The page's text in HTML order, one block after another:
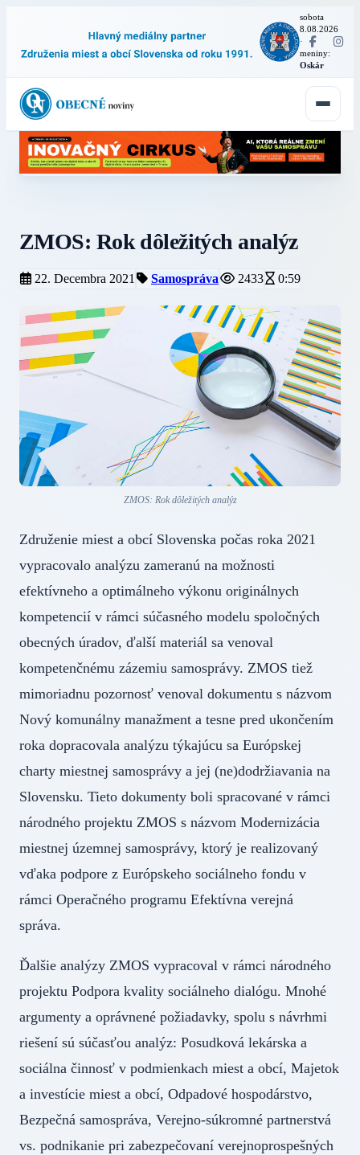
sobota
8.08.2026
·
meniny:
Oskár
ZMOS: Rok dôležitých analýz
22. Decembra 2021 Samospráva 2433 0:59
ZMOS: Rok dôležitých analýz
Združenie miest a obcí Slovenska počas roka 2021
vypracovalo analýzu zameranú na možnosti
efektívneho a optimálneho výkonu originálnych
kompetencií v rámci súčasného modelu spoločných
obecných úradov, ďalší materiál sa venoval
kompetenčnému zázemiu samosprávy. ZMOS tiež
mimoriadnu pozornosť venoval dokumentu s názvom
Nový komunálny manažment a tesne pred ukončením
roka dopracovala analýzu týkajúcu sa Európskej
charty miestnej samosprávy a jej (ne)dodržiavania na
Slovensku. Tieto dokumenty boli spracované v rámci
národného projektu ZMOS s názvom Modernizácia
miestnej územnej samosprávy, ktorý je realizovaný
vďaka podpore z Európskeho sociálneho fondu v
rámci Operačného programu Efektívna verejná
správa.
Ďalšie analýzy ZMOS vypracoval v rámci národného
projektu Podpora kvality sociálneho dialógu. Mnohé
argumenty a oprávnené požiadavky, spolu s návrhmi
riešení sú súčasťou analýz: Posudková lekárska a
sociálna činnosť v podmienkach miest a obcí, Majetok
a investície miest a obcí, Odpadové hospodárstvo,
Bezpečná samospráva, Verejno-súkromné partnerstvá
vs. podnikanie pri zabezpečovaní verejnoprospešných